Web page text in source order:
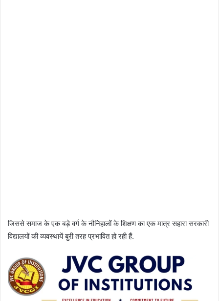
जिससे समाज के एक बड़े वर्ग के नौनिहालों के शिक्षण का एक मात्र सहारा सरकारी
विद्यालयों की व्यवस्थायें बुरी तरह प्रभावित हो रही हैं.